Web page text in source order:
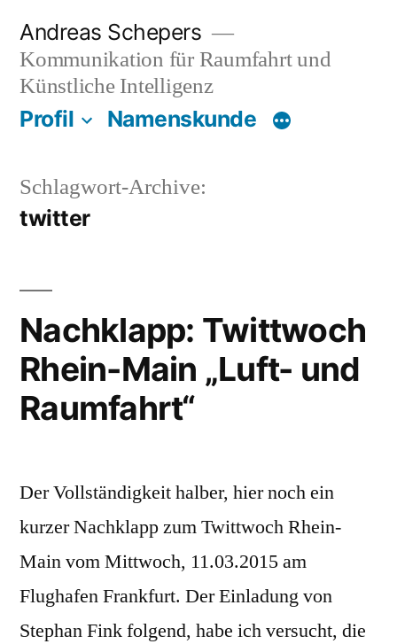
Inhalt
springen
Andreas Schepers
Kommunikation für Raumfahrt und
Künstliche Intelligenz
Profil Namenskunde
Schlagwort-Archive:
twitter
Nachklapp: Twittwoch
Rhein-Main „Luft- und
Raumfahrt“
Der Vollständigkeit halber, hier noch ein
kurzer Nachklapp zum Twittwoch Rhein-
Main vom Mittwoch, 11.03.2015 am
Flughafen Frankfurt. Der Einladung von
Stephan Fink folgend, habe ich versucht, die